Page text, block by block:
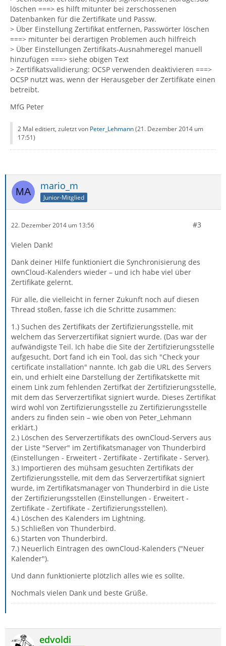
löschen ===> es hilft mitunter bei zerschossenen
Datenbanken für die Zertifikate und Passw.
> Über Einstellung Zertifikat entfernen, Passwörter löschen
===> mitunter bei derartigen Problemen auch hilfreich
> Über Einstellungen Zertifikats-Ausnahmeregel manuell
hinzufügen ===> siehe obigen Text
> Zertifikatsvalidierung: OCSP verwenden deaktivieren ===>
OCSP nutzt was, wenn der Herausgeber der Zertifikate einen
betreibt.
MfG Peter
2 Mal editiert, zuletzt von Peter_Lehmann(21. Dezember 2014 um
17:51)
mario_m
Junior-Mitglied
22. Dezember 2014 um 13:56 #3
Vielen Dank!
Dank deiner Hilfe funktioniert die Synchronisierung des
ownCloud-Kalenders wieder – und ich habe viel über
Zertifikate gelernt.
Für alle, die vielleicht in ferner Zukunft noch auf diesen
Thread stoßen, fasse ich die Schritte zusammen:
1.) Suchen des Zertifikats der Zertifizierungsstelle, mit
welchem das Serverzertifikat signiert wurde. (Das war der
aufwändigste Teil. Ich habe die Site der Zertifizierungsstelle
aufgesucht. Dort fand ich ein Tool, das sich "Check your
certificate installation" nannte. Ich gab die URL des Servers
ein, und erhielt eine Darstellung der Zertifikatskette mit
einem Link zum fehlenden Zertifkat der Zertifizierungsstelle,
mit dem das Serverzertifikat signiert wurde. Dieses Zertifikat
wird wohl von Zertifizierungsstelle zu Zertifizierungsstelle
anders zu finden sein – wie oben von Peter_Lehmann
erklärt.)
2.) Löschen des Serverzertifikats des ownCloud-Servers aus
der Liste "Server" im Zertifikatsmanager von Thunderbird
(Einstellungen - Erweitert - Zertifikate - Zertifikate - Server).
3.) Importieren des mühsam gesuchten Zertifikats der
Zertifizierungsstelle, mit dem das Serverzertifikat signiert
wurde, im Zertifikatsmanager von Thunderbird in die Liste
der Zertifizierungsstellen (Einstellungen - Erweitert -
Zertifikate - Zertifikate - Zertifizierungsstellen).
4.) Löschen des Kalenders im Lightning.
5.) Schließen von Thunderbird.
6.) Starten von Thunderbird.
7.) Neuerlich Eintragen des ownCloud-Kalenders ("Neuer
Kalender").
Und dann funktionierte plötzlich alles wie es sollte.
Nochmals vielen Dank und beste Grüße.
edvoldi